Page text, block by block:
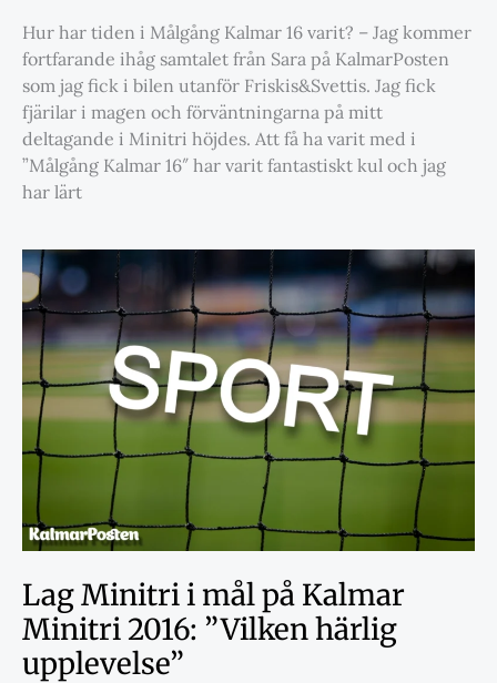
Hur har tiden i Målgång Kalmar 16 varit? – Jag kommer
fortfarande ihåg samtalet från Sara på KalmarPosten
som jag fick i bilen utanför Friskis&Svettis. Jag fick
fjärilar i magen och förväntningarna på mitt
deltagande i Minitri höjdes. Att få ha varit med i
”Målgång Kalmar 16″ har varit fantastiskt kul och jag
har lärt
Lag Minitri i mål på Kalmar
Minitri 2016: ”Vilken härlig
upplevelse”